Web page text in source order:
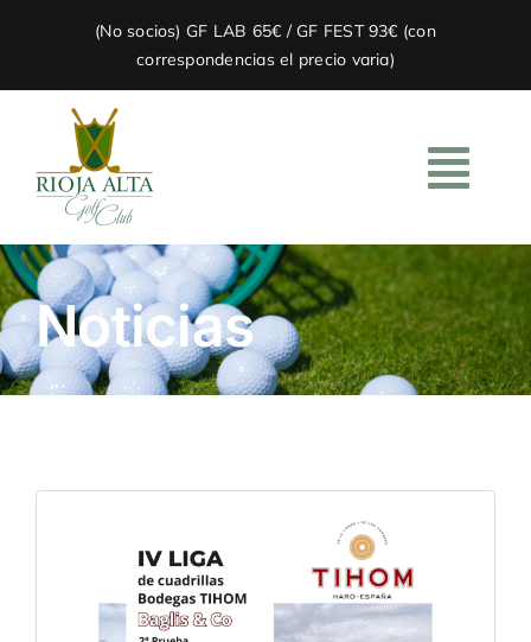
(No socios) GF LAB 65€ / GF FEST 93€ (con
correspondencias el precio varia)
HOME
EL CLUB
Noticias